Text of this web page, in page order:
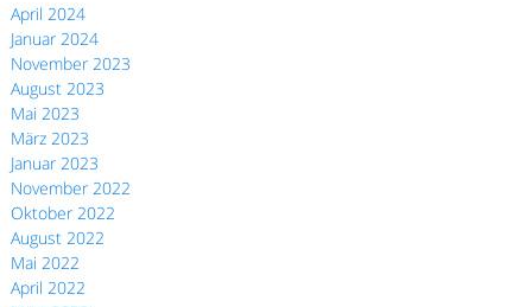
April 2024
Januar 2024
November 2023
August 2023
Mai 2023
März 2023
Januar 2023
November 2022
Oktober 2022
August 2022
Mai 2022
April 2022